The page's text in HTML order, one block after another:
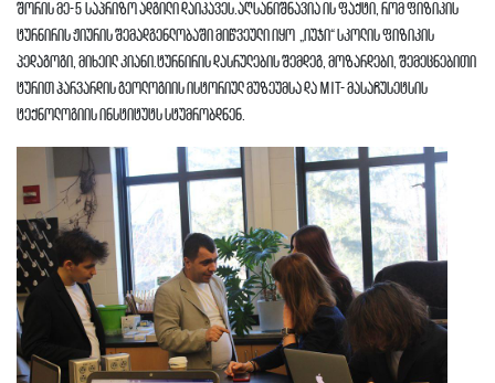
შორის მე-5 საპრიზო ადგილი დაიკავეს.აღსანიშნავია ის ფაქტი, რომ ფიზიკის
ტურნირის ჟიურის შემადგენლობაში მიწვეული იყო „იუჯი“ სკოლის ფიზიკის
პედაგოგი, მიხეილ კიანი.ტურნირის დასრულების შემდეგ, მოზარდები, შემეცნებითი
ტურით ჰარვარდის გეოლოგიის ისტორიულ მუზეუმსა და MIT- მასაჩუსეტსის
ტექნოლოგიის ინსტიტუტს სტუმრობდნენ.